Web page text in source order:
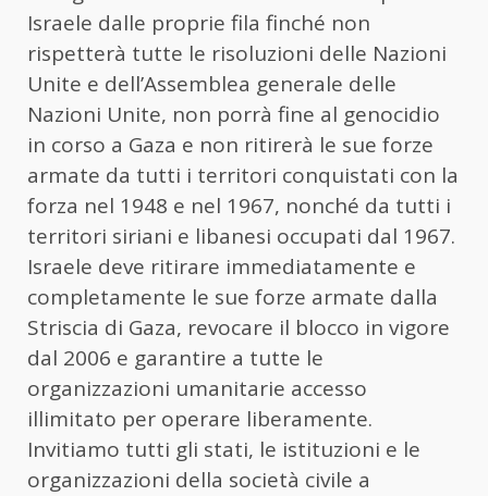
Israele dalle proprie fila finché non
rispetterà tutte le risoluzioni delle Nazioni
Unite e dell’Assemblea generale delle
Nazioni Unite, non porrà fine al genocidio
in corso a Gaza e non ritirerà le sue forze
armate da tutti i territori conquistati con la
forza nel 1948 e nel 1967, nonché da tutti i
territori siriani e libanesi occupati dal 1967.
Israele deve ritirare immediatamente e
completamente le sue forze armate dalla
Striscia di Gaza, revocare il blocco in vigore
dal 2006 e garantire a tutte le
organizzazioni umanitarie accesso
illimitato per operare liberamente.
Invitiamo tutti gli stati, le istituzioni e le
organizzazioni della società civile a